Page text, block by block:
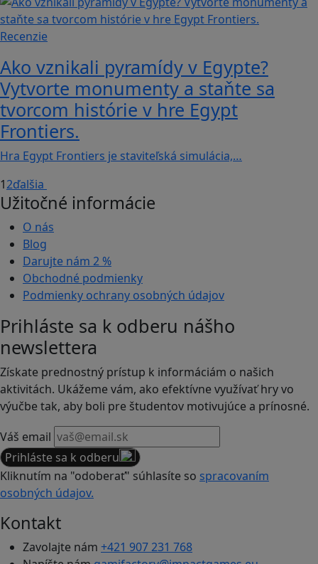
Recenzie
Ako vznikali pyramídy v Egypte?
Vytvorte monumenty a staňte sa
tvorcom histórie v hre Egypt
Frontiers.
Hra Egypt Frontiers je staviteľská simulácia,…
12ďalšia
Užitočné informácie
O nás
Blog
Darujte nám 2 %
Obchodné podmienky
Podmienky ochrany osobných údajov
Prihláste sa k odberu nášho
newslettera
Získate prednostný prístup k informáciám o našich
aktivitách. Ukážeme vám, ako efektívne využívať hry vo
výučbe tak, aby boli pre študentov motivujúce a prínosné.
Váš email
Prihláste sa k odberu
Kliknutím na "odoberať" súhlasíte so spracovaním
osobných údajov.
Kontakt
Zavolajte nám +421 907 231 768